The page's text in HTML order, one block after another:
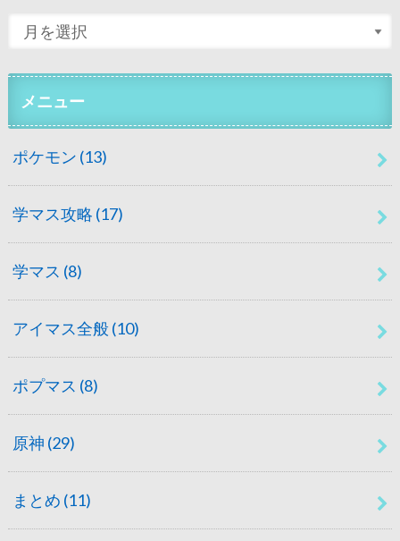
メニュー
ポケモン (13)
学マス攻略 (17)
学マス (8)
アイマス全般 (10)
ポプマス (8)
原神 (29)
まとめ (11)